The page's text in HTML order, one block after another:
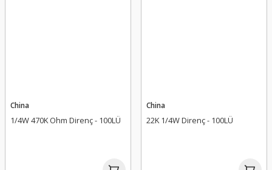
China
1/4W 470K Ohm Direnç - 100LÜ
China
22K 1/4W Direnç - 100LÜ